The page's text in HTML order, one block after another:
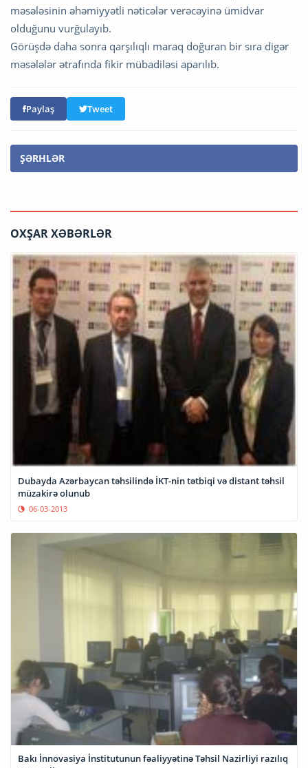
məsələsinin əhəmiyyətli nəticələr verəcəyinə ümidvar
olduğunu vurğulayıb.
Görüşdə daha sonra qarşılıqlı maraq doğuran bir sıra digər
məsələlər ətrafında fikir mübadiləsi aparılıb.
Paylaş Tweet
ŞƏRHLƏR
OXŞAR XƏBƏRLƏR
Dubayda Azərbaycan təhsilində İKT-nin tətbiqi və distant təhsil
müzakirə olunub
06-03-2013
Bakı İnnovasiya İnstitutunun fəaliyyətinə Təhsil Nazirliyi razılıq